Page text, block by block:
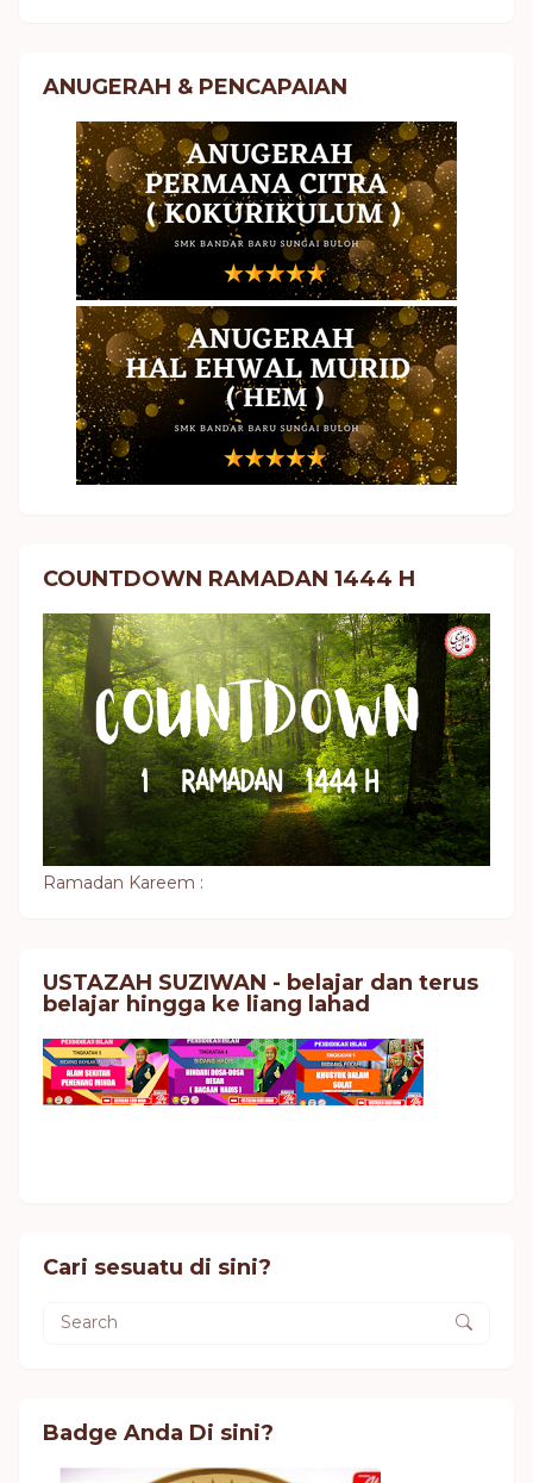
ANUGERAH & PENCAPAIAN
COUNTDOWN RAMADAN 1444 H
Ramadan Kareem :
USTAZAH SUZIWAN - belajar dan terus
belajar hingga ke liang lahad
Cari sesuatu di sini?
Badge Anda Di sini?